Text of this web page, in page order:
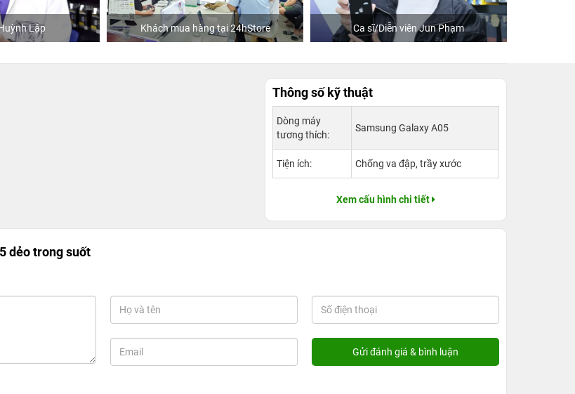
Lập Khách mua hàng tại 24hStore Ca sĩ/Diễn viên Jun Phạm
Thông số kỹ thuật
Dòng máy
tương thích:
Samsung Galaxy A05
Tiện ích: Chống va đập, trầy xước
Xem cấu hình chi tiết
dẻo trong suốt